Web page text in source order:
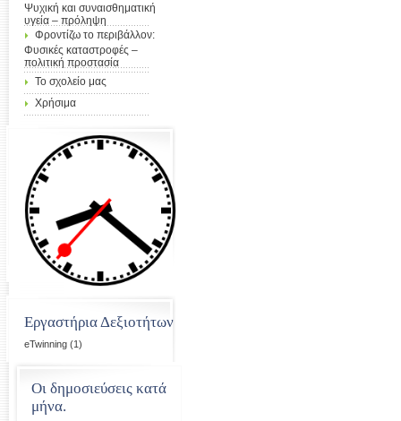
Οι δημοσιεύσεις κατά
μήνα.
Ψυχική και συναισθηματική
υγεία – πρόληψη
Φροντίζω το περιβάλλον:
Φυσικές καταστροφές –
πολιτική προστασία
Το σχολείο μας
Χρήσιμα
Εργαστήρια Δεξιοτήτων
eTwinning (1)